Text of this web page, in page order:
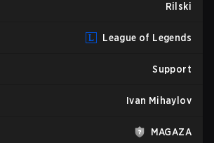
Rilski
League of Legends
Support
Ivan Mihaylov
MAGAZA